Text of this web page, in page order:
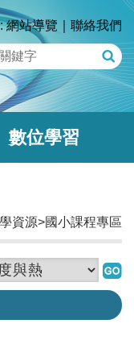
網站導覽
聯絡我們
數位學習
資源>國小課程專區